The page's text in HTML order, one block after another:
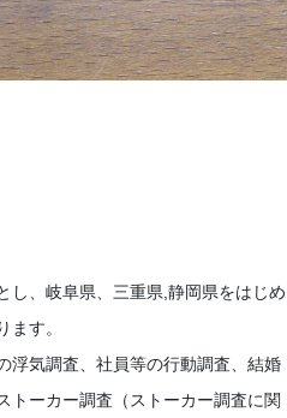
し、岐阜県、三重県,静岡県をはじめ
ます。
浮気調査、社員等の行動調査、結婚
トーカー調査（ストーカー調査に関